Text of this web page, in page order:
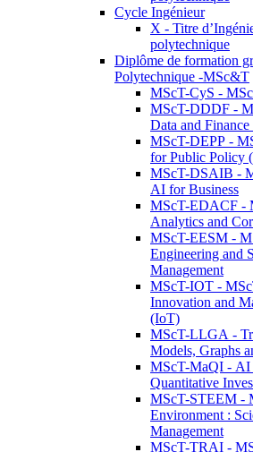
Cycle Ingénieur
X - Titre
polytechnique
Diplôme de formation
Polytechnique -MSc&T
MScT-CyS -
MScT-DDDF -
Data and
MScT-DEPP -
for Public Policy
MScT-DSAIB -
AI for Business
MScT-EDACF -
Analytics and
MScT-EESM -
Engineering and
Management
MScT-IOT -
Innovation and
(IoT)
MScT-LLGA -
Models, Graphs
MScT-MaQI - AI
Quantitative
MScT-STEEM -
Environment :
Management
MScT-TRAI -